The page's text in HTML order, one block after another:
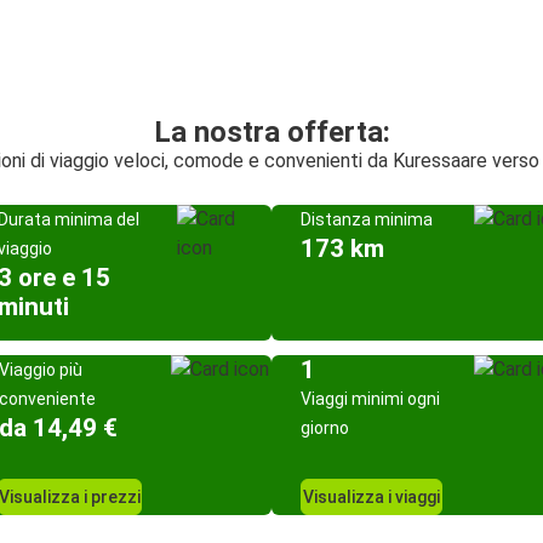
La nostra offerta:
di viaggio veloci, comode e convenienti da Kuressaare verso
Durata minima del
3 ore e 15
minuti
Distanza minima
173 km
Viaggio più
conveniente
da 14,49 €
Visualizza i prezzi
1
Viaggi minimi ogni
giorno
Visualizza i viaggi